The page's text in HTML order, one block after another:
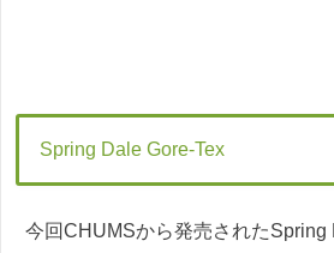
Spring Dale Gore-Tex
今回CHUMSから発売されたSpring